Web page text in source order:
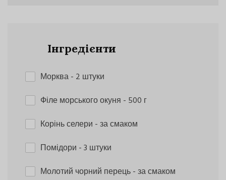
Інгредієнти
Морква- 2 штуки
Філе морського окуня - 500 г
Корінь селери - за смаком
Помідори - 3 штуки
Молотий чорний перець- за смаком